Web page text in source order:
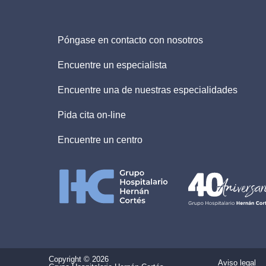
Póngase en contacto con nosotros
Encuentre un especialista
Encuentre una de nuestras especialidades
Pida cita on-line
Encuentre un centro
Copyright © 2026
Aviso legal